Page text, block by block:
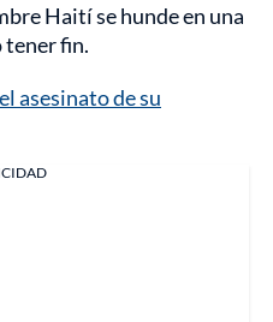
Haití se hunde en una
tener fin.
asesinato de su